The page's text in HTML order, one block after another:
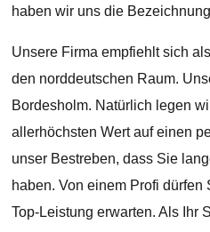
haben wir uns die
Unsere Firma empfiehlt sich
den norddeutschen Raum.
Bordesholm. Natürlich legen
allerhöchsten Wert auf einen
unser Bestreben, dass Sie
haben. Von einem Profi
Top-Leistung erwarten. Als Ihr